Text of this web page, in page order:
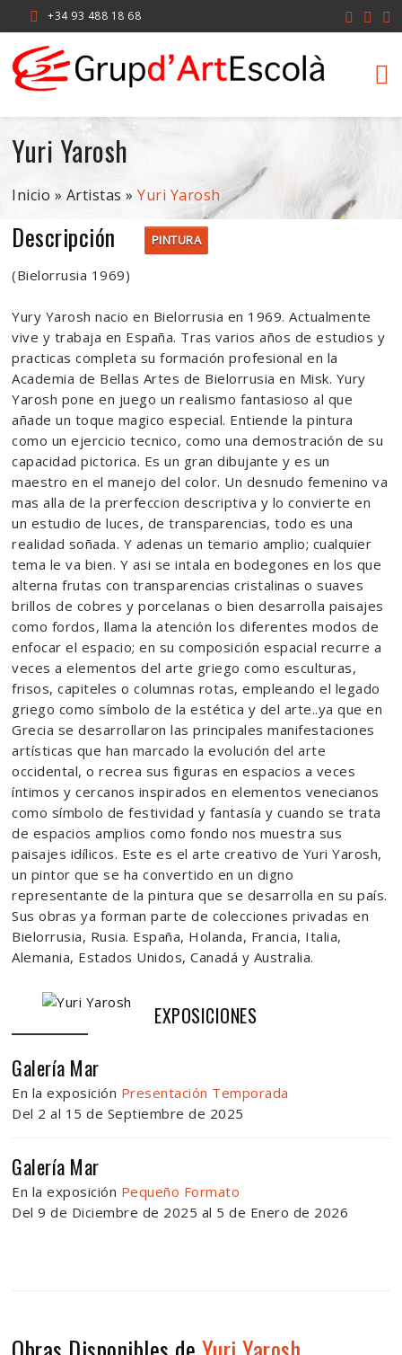
+34 93 488 18 68
Yuri Yarosh
Inicio » Artistas »Yuri Yarosh
Descripción PINTURA
(Bielorrusia 1969)
Yury Yarosh nacio en Bielorrusia en 1969. Actualmente
vive y trabaja en España. Tras varios años de estudios y
practicas completa su formación profesional en la
Academia de Bellas Artes de Bielorrusia en Misk. Yury
Yarosh pone en juego un realismo fantasioso al que
añade un toque magico especial. Entiende la pintura
como un ejercicio tecnico, como una demostración de su
capacidad pictorica. Es un gran dibujante y es un
maestro en el manejo del color. Un desnudo femenino va
mas alla de la prerfeccion descriptiva y lo convierte en
un estudio de luces, de transparencias, todo es una
realidad soñada. Y adenas un temario amplio; cualquier
tema le va bien. Y asi se intala en bodegones en los que
alterna frutas con transparencias cristalinas o suaves
brillos de cobres y porcelanas o bien desarrolla paisajes
como fordos, llama la atención los diferentes modos de
enfocar el espacio; en su composición espacial recurre a
veces a elementos del arte griego como esculturas,
frisos, capiteles o columnas rotas, empleando el legado
griego como símbolo de la estética y del arte..ya que en
Grecia se desarrollaron las principales manifestaciones
artísticas que han marcado la evolución del arte
occidental, o recrea sus figuras en espacios a veces
íntimos y cercanos inspirados en elementos venecianos
como símbolo de festividad y fantasía y cuando se trata
de espacios amplios como fondo nos muestra sus
paisajes idílicos. Este es el arte creativo de Yuri Yarosh,
un pintor que se ha convertido en un digno
representante de la pintura que se desarrolla en su país.
Sus obras ya forman parte de colecciones privadas en
Bielorrusia, Rusia. España, Holanda, Francia, Italia,
Alemania, Estados Unidos, Canadá y Australia.
EXPOSICIONES
Galería Mar
En la exposición Presentación Temporada
Del 2 al 15 de Septiembre de 2025
Galería Mar
En la exposición Pequeño Formato
Del 9 de Diciembre de 2025 al 5 de Enero de 2026